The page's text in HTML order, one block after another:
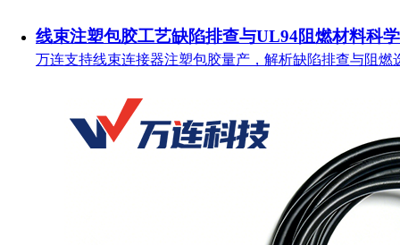
线束注塑包胶工艺缺陷排查与UL94阻燃材料科
万连支持线束连接器注塑包胶量产，解析缺陷排查与阻燃